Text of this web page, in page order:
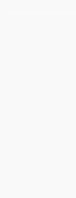
נוחות שימוש